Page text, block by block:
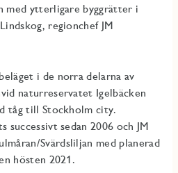
med ytterligare byggrätter i
regionchef JM
i de norra delarna av
naturreservatet Igelbäcken
tåg till Stockholm city.
successivt sedan 2006 och JM
Svärdsliljan med planerad
hösten 2021.